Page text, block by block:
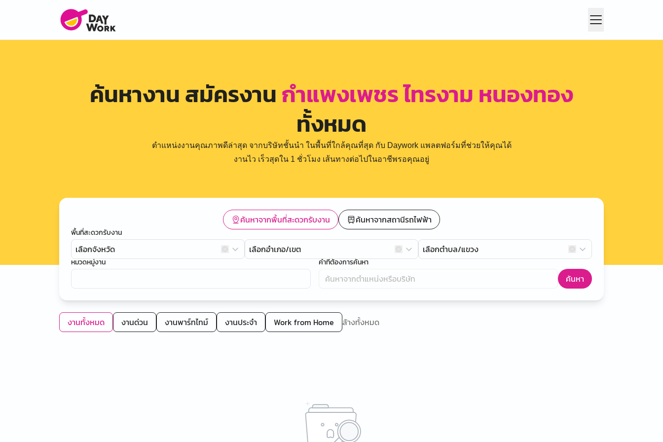
ค้นหางาน สมัครงานกำแพงเพชร ไทรงาม หนองทอง
ทั้งหมด
ตำแหน่งงานคุณภาพดีล่าสุด จากบริษัทชั้นนำ ในพื้นที่ใกล้คุณที่สุด กับ Daywork แพลตฟอร์มที่ช่วยให้คุณได้
งานไว เร็วสุดใน 1 ชั่วโมง เส้นทางต่อไปในอาชีพรอคุณอยู่
ค้นหาจากพื้นที่สะดวกรับงาน ค้นหาจากสถานีรถไฟฟ้า
พื้นที่สะดวกรับงาน
เลือกจังหวัด เลือกอำเภอ/เขต เลือกตำบล/แขวง
หมวดหมู่งาน คำที่ต้องการค้นหา
ค้นหา
งานทั้งหมด งานด่วน งานพาร์ทไทม์ งานประจำ Work from Home ล้างทั้งหมด